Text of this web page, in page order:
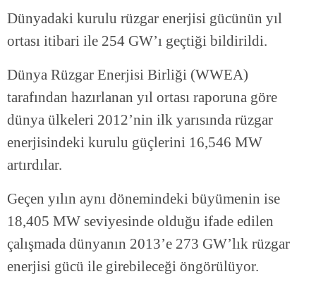
Dünyadaki kurulu rüzgar enerjisi gücünün yıl
ortası itibari ile 254 GW’ı geçtiği bildirildi.
Dünya Rüzgar Enerjisi Birliği (WWEA)
tarafından hazırlanan yıl ortası raporuna göre
dünya ülkeleri 2012’nin ilk yarısında rüzgar
enerjisindeki kurulu güçlerini 16,546 MW
artırdılar.
Geçen yılın aynı dönemindeki büyümenin ise
18,405 MW seviyesinde olduğu ifade edilen
çalışmada dünyanın 2013’e 273 GW’lık rüzgar
enerjisi gücü ile girebileceği öngörülüyor.